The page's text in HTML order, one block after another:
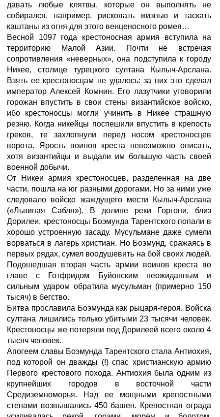
давать любые клятвы, которые он выполнять не
собирался, например, рисковать жизнью и таскать
каштаны из огня для этого венценосного ромея…
Весной 1097 года крестоносная армия вступила на
территорию Малой Азии. Почти не встречая
сопротивления «неверных», она подступила к городу
Никее, столице турецкого султана Кылыч-Арслана.
Взять ее крестоносцам не удалось: за них это сделал
император Алексей Комнин. Его лазутчики уговорили
горожан впустить в свои стены византийское войско,
ибо крестоносцы могли учинить в Никее страшную
резню. Когда никейцы поспешили впустить в крепость
греков, те захлопнули перед носом крестоносцев
ворота. Ярость воинов креста невозможно описать,
хотя византийцы и выдали им большую часть своей
военной добычи.
От Никеи армия крестоносцев, разделенная на две
части, пошла на юг разными дорогами. Но за ними уже
следовало войско жаждущего мести Кылыч-Арслана
(«Львиная Сабля»). В долине реки Горгони, близ
Дорилеи, крестоносцы Боэмунда Тарентского попали в
хорошо устроенную засаду. Мусульмане даже сумели
ворваться в лагерь христиан. Но Боэмунд, сражаясь в
первых рядах, сумел воодушевить на бой своих людей.
Подошедшая вторая часть армии воинов креста во
главе с Готфридом Буйонским неожиданным и
сильным ударом обратила мусульман (примерно 150
тысяч) в бегство.
Битва прославила Боэмунда как рыцаря-героя. Войска
султана лишились только убитыми 23 тысячи человек.
Крестоносцы же потеряли под Дорилеей всего около 4
тысяч человек.
Апогеем славы Боэмунда Тарентского стала Антиохия,
под которой он дважды (!) спас христианскую армию
Первого крестового похода. Антиохия была одним из
крупнейших городов в восточной части
Средиземноморья. Над ее мощными крепостными
стенами возвышались 450 башен. Крепостная ограда